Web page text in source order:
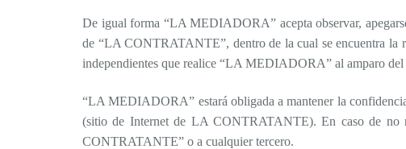
De igual forma “LA MEDIADORA” acepta observar,
de “LA CONTRATANTE”, dentro de la cual se encuentra la
independientes que realice “LA MEDIADORA” al amparo del
“LA MEDIADORA” estará obligada a mantener la
(sitio de Internet de LA CONTRATANTE). En caso de no
CONTRATANTE” o a cualquier tercero.